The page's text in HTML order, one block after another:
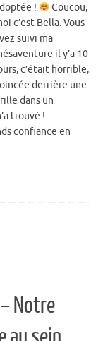
!
Coucou,
c’est Bella. Vous
suivi ma
il y’a 10
c’était horrible,
derrière une
dans un
trouvé !
confiance en
– Notre